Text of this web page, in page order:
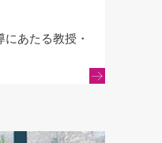
あたる教授・